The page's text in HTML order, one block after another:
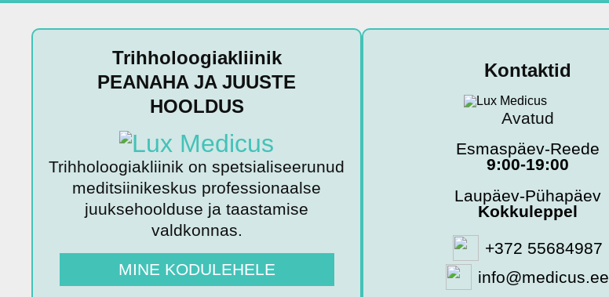
Trihholoogiakliinik
PEANAHA JA JUUSTE
HOOLDUS
Trihholoogiakliinik on spetsialiseerunud
meditsiinikeskus professionaalse
juuksehoolduse ja taastamise
valdkonnas.
MINE KODULEHELE
Kontaktid
Avatud
Esmaspäev-Reede
9:00-19:00
Laupäev-Pühapäev
Kokkuleppel
+372 55684987
info@medicus.ee